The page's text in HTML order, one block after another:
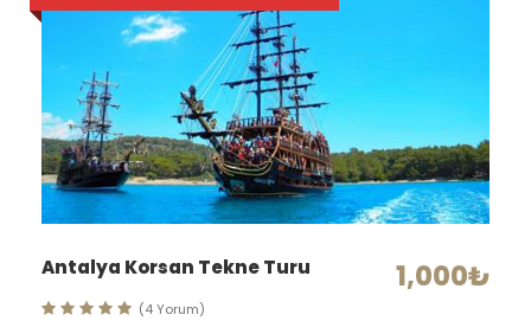
Antalya Korsan Tekne Turu 1,000₺
(4 Yorum)